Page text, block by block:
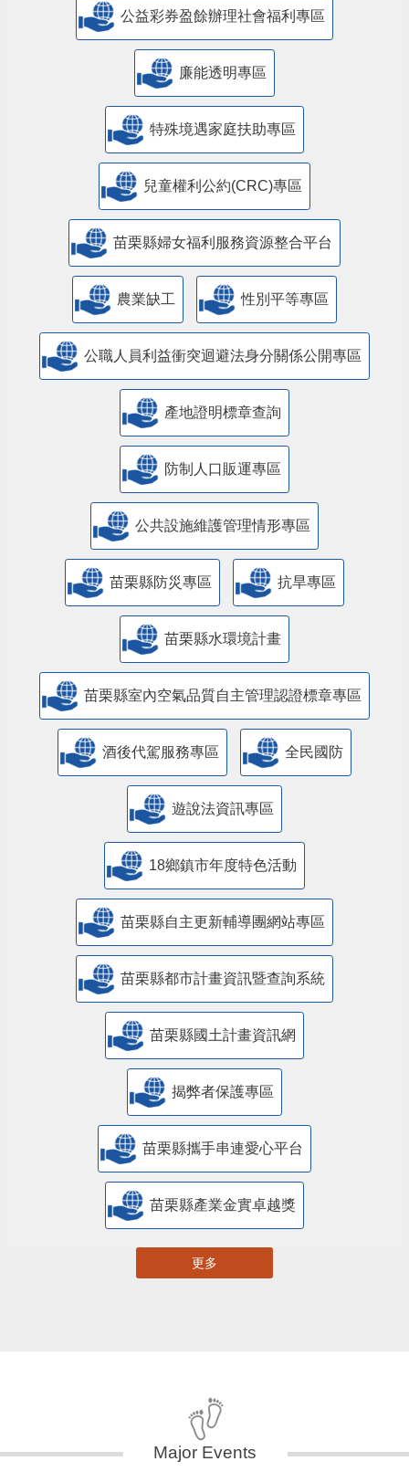
公益彩券盈餘辦理社會福利專區
廉能透明專區
特殊境遇家庭扶助專區
兒童權利公約(CRC)專區
苗栗縣婦女福利服務資源整合平台
農業缺工 性別平等專區
公職人員利益衝突迴避法身分關係公開專區
產地證明標章查詢
防制人口販運專區
​公共設施維護管理情形專區
苗栗縣防災專區 抗旱專區
苗栗縣水環境計畫
苗栗縣室內空氣品質自主管理認證標章專區
酒後代駕服務專區 全民國防
遊說法資訊專區
18鄉鎮市年度特色活動
苗栗縣自主更新輔導團網站專區
苗栗縣都市計畫資訊暨查詢系統
苗栗縣國土計畫資訊網
揭弊者保護專區
苗栗縣攜手串連愛心平台
苗栗縣產業金實卓越獎
更多